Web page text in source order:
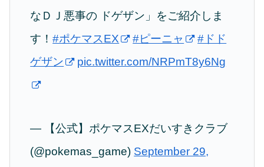
なＤＪ悪事の ドゲザン」をご紹介しま
す！#ポケマスEX #ピーニャ
#ドド
ゲザン
pic.twitter.com/NRPmT8y6Ng
— 【公式】ポケマスEXだいすきクラブ
(@pokemas_game) September 29,